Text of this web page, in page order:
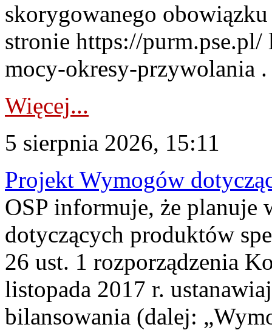
skorygowanego
stronie https://
mocy-okresy-przywolania
Więcej...
5 sierpnia 2026, 15:11
Projekt Wymogów
OSP informuje, że planuje
dotyczących produktów
26 ust. 1 rozporządzenia
listopada 2017 r.
bilansowania (dalej: